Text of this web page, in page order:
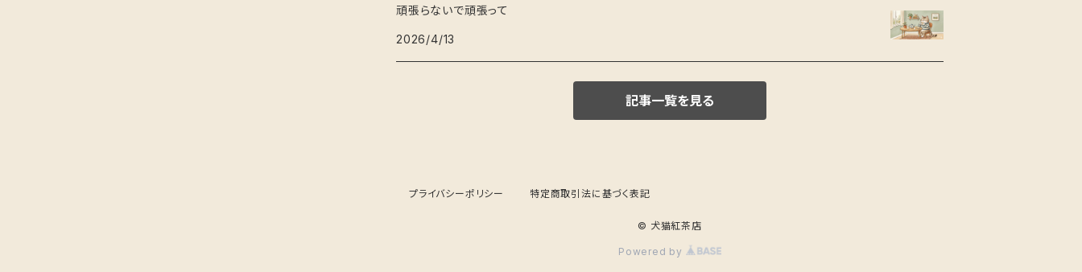
頑張らないで頑張って
2026/4/13
記事一覧を見る
プライバシーポリシー 特定商取引法に基づく表記
© 犬猫紅茶店
Powered by